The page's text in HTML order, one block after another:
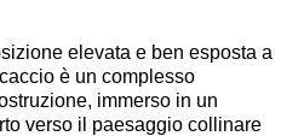
elevata e ben esposta a
è un complesso
immerso in un
verso il paesaggio collinare